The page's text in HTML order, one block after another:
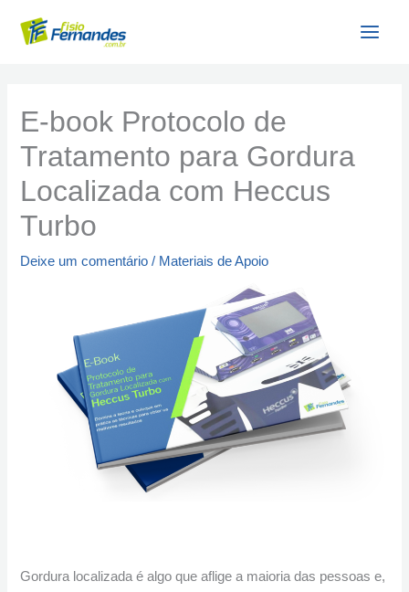
para
E-book Protocolo de
Tratamento para Gordura
Localizada com Heccus
Turbo
Deixe um comentário / Materiais de Apoio
Gordura localizada é algo que aflige a maioria das pessoas e,